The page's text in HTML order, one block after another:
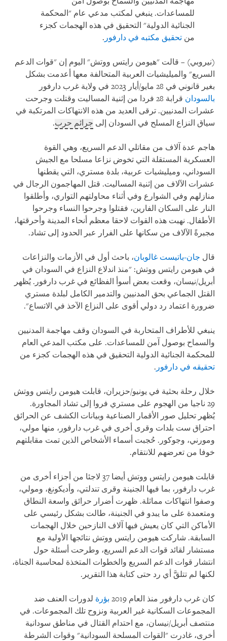
للمساعدات. ينبغي لمكتب مدعي عام "المحكمة
الجنائية الدولية" التحقيق في هذه الهجمات كجزء
من تحقيق مكتبه في دارفور .
(نيروبي) – قالت "هيومن رايتس ووتش" اليوم إن "قوات الدعم
السريع" والميليشيات العربية المتحالفة معها أعدمت بشكل
بغير قانوني في 28 مايو/أيار 2023 في ولاية غرب دارفور
بالسودان
قرابة 28 فردا من إثنية المساليت وقتلت وجرحت
عشرات المدنيين. ترقى العديد من هذه الانتهاكات المرتكبة في
سياق النزاع المسلح في السودان إلى جرائم حرب.
هاجم عدة آلاف من مقاتلي الدعم السريع، وهي القوة
العسكرية المستقلة التي تخوض نزاعا مسلحا مع الجيش
السوداني، وميليشيات عربية، بلدة مستري، التي يقطنها
عشرات الآلاف من إثنية المساليت. قتل المهاجمون الرجال في
منازلهم وفي الشوارع وفي أثناء محاولتهم التواري، وأطلقوا
النار على السكان الفارين، فقتلوا وجرحوا النساء وجرحوا
الأطفال. نهبت هذه القوات لاحقا معظم أنحاء المدينة وأحرقتها،
مجبرةً الآلاف من سكانها على الفرار عبر الحدود إلى تشاد.
قال جان-باتيست غالوبان، باحث أول في الأزمات والنزاعات
في هيومن رايتس ووتش: "منذ اندلاع النزاع في السودان في
أبريل/نيسان، وقعت بعض أسوأ الفظائع في غرب دارفور. يُظهر
القتل الجماعي بحق المدنيين والتدمير الكامل لبلدة مستري
ضرورة اعتماد رد دولي أقوى على النزاع الآخذ في الاتساع".
ينبغي للأطراف المتحاربة في السودان وقف مهاجمة المدنيين
والسماح بوصول آمن للمساعدات. على مكتب المدعي العام
للمحكمة الجنائية الدولية التحقيق في هذه الهجمات كجزء من
تحقيقه في دارفور .
خلال رحلة بحثية في يونيو/حزيران، قابلت هيومن رايتس ووتش
29 ناجيا من الهجوم على مستري فروا إلى تشاد المجاورة.
يُظهر تحليل صور الأقمار الصناعية وبيانات الكشف عن الحرائق
احتراق ست بلدات وقرى أخرى في غرب دارفور، منها مولي،
ومورني، وجوكور. حُجبت أسماء الأشخاص الذين تمت مقابلتهم
خوفا من تعرضهم للانتقام.
قابلت هيومن رايتس ووتش أيضا 37 لاجئا من أجزاء أخرى من
غرب دارفور، بما فيها الجنينة وقرى تندلتي، وأديكونغ، ومولي،
وصفوا انتهاكات مماثلة. ظهرت أضرار حرائق واسعة النطاق
ومتعمدة على ما يبدو في الجنينة، طالت بشكل رئيسي على
الأماكن التي كان يعيش فيها آلاف النازحين خلال الهجمات
السابقة. شاركت هيومن رايتس ووتش نتائجها الأولية مع
مستشار لقائد قوات الدعم السريع، وطرحت أسئلة حول
انتشار قوات الدعم السريع والخطوات المتخذة لمحاسبة الجناة،
لكنها لم تتلقَّ أي رد حتى كتابة هذا التقرير.
كان غرب دارفور منذ العام 2019 بؤرة لدورات العنف ضد
المجموعات السكانية غير العربية ونزوح تلك المجموعات. في
منتصف أبريل/نيسان، مع احتدام القتال في مناطق سودانية
أخرى، غادرت "القوات المسلحة السودانية" وقوات الشرطة